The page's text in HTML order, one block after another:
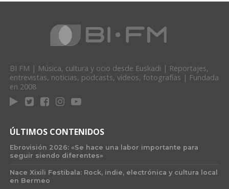
BI FM | Música, cultura y ocio desde Euskadi | Reportajes,
entrevistas, noticias, podcasts, vídeos, fotografías | Fundada
en 2008
ÚLTIMOS CONTENIDOS
Ebrovisión 2026: «Se hace una labor importante para
seguir siendo diferentes»
Nace Xixili Festibala: Rock, indie, electrónica y cultura local
en Bermeo